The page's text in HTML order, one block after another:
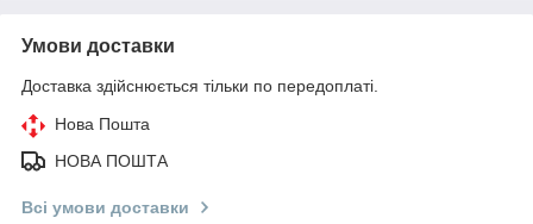
Умови доставки
Доставка здійснюється тільки по передоплаті.
Нова Пошта
НОВА ПОШТА
Всі умови доставки